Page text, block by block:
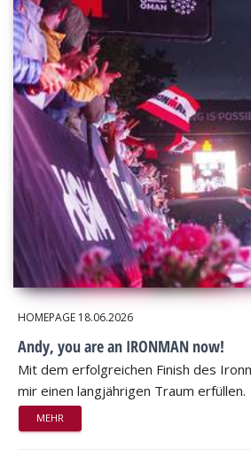
HOMEPAGE 18.06.2026
Andy, you are an IRONMAN now!
Mit dem erfolgreichen Finish des
mir einen langjährigen Traum erfüllen.
MEHR